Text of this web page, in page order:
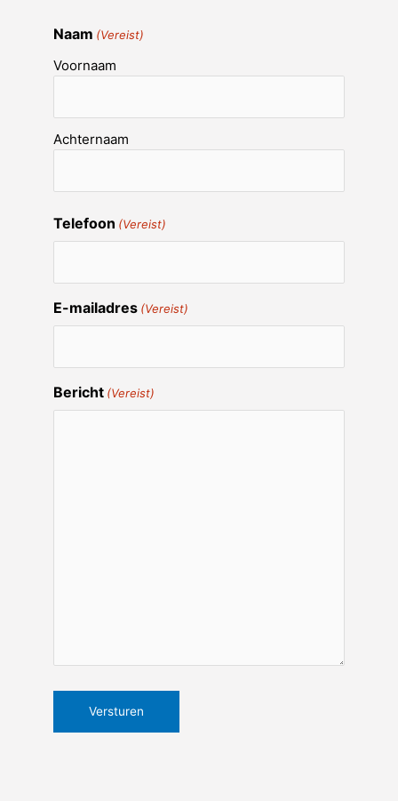
Naam (Vereist)
Voornaam
Achternaam
Telefoon (Vereist)
E-mailadres (Vereist)
Bericht (Vereist)